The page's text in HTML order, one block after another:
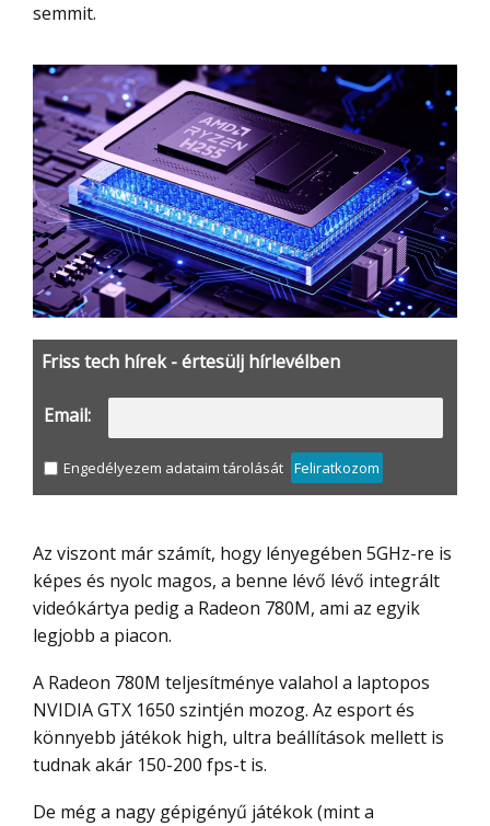
semmit.
Friss tech hírek - értesülj hírlevélben
Email:
Engedélyezem adataim tárolását Feliratkozom
Az viszont már számít, hogy lényegében 5GHz-re is
képes és nyolc magos, a benne lévő lévő integrált
videókártya pedig a Radeon 780M, ami az egyik
legjobb a piacon.
A Radeon 780M teljesítménye valahol a laptopos
NVIDIA GTX 1650 szintjén mozog. Az esport és
könnyebb játékok high, ultra beállítások mellett is
tudnak akár 150-200 fps-t is.
De még a nagy gépigényű játékok (mint a